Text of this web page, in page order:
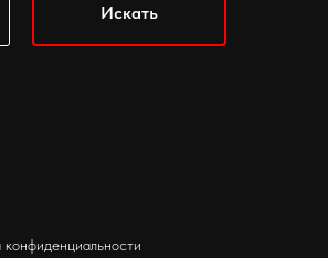
Искать
конфиденциальности